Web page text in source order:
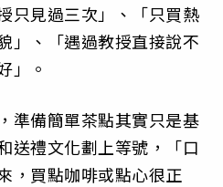
只見過三次」、「只買熱
」、「遇過教授直接說不
」。
準備簡單茶點其實只是基
送禮文化劃上等號，「口
，買點咖啡或點心很正